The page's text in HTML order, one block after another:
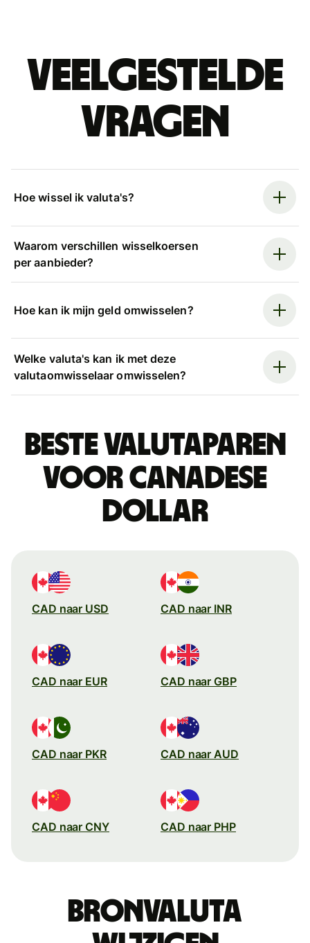
Veelgestelde
vragen
Hoe wissel ik valuta's?
Waarom verschillen wisselkoersen
per aanbieder?
Hoe kan ik mijn geld omwisselen?
Welke valuta's kan ik met deze
valutaomwisselaar omwisselen?
Beste valutaparen
voor Canadese
dollar
CAD naar USD CAD naar INR
CAD naar EUR CAD naar GBP
CAD naar PKR CAD naar AUD
CAD naar CNY CAD naar PHP
Bronvaluta